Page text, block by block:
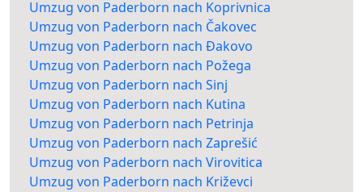
Umzug von Paderborn nach Koprivnica
Umzug von Paderborn nach Čakovec
Umzug von Paderborn nach Đakovo
Umzug von Paderborn nach Požega
Umzug von Paderborn nach Sinj
Umzug von Paderborn nach Kutina
Umzug von Paderborn nach Petrinja
Umzug von Paderborn nach Zaprešić
Umzug von Paderborn nach Virovitica
Umzug von Paderborn nach Križevci